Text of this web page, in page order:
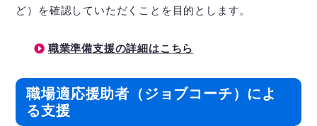
ど）を確認していただくことを目的とします。
職業準備支援の詳細はこちら
職場適応援助者（ジョブコーチ）によ
る支援